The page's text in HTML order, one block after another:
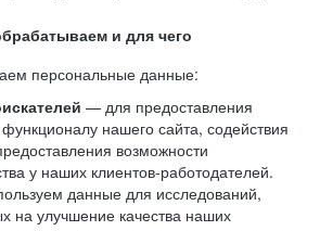
и для чего
персональные данные:
— для предоставления
нашего сайта, содействия
возможности
у наших клиентов-работодателей.
данные для исследований,
на улучшение качества наших